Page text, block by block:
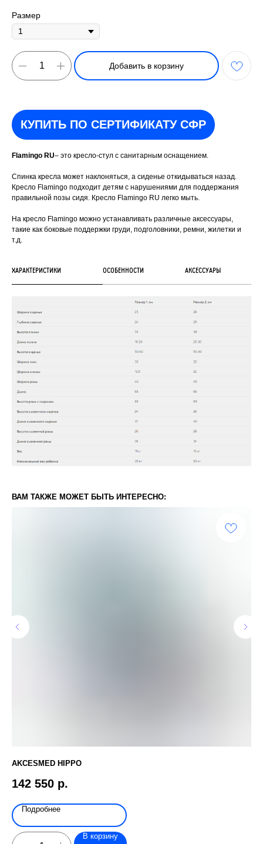
Размер
Добавить в корзину
КУПИТЬ ПО СЕРТИФИКАТУ СФР
Flamingo RU– это кресло-стул с санитарным оснащением.
Спинка кресла может наклоняться, а сиденье откидываться назад.
Кресло Flamingo подходит детям с нарушениями для поддержания
правильной позы сидя. Кресло Flamingo RU легко мыть.
На кресло Flamingo можно устанавливать различные аксессуары,
такие как боковые поддержки груди, подголовники, ремни, жилетки и
т.д.
ХАРАКТЕРИСТИКИ ОСОБЕННОСТИ АКСЕССУАРЫ
ВАМ ТАКЖЕ МОЖЕТ БЫТЬ ИНТЕРЕСНО:
AKCESMED HIPPO
142 550 р.
Подробнее
В корзину